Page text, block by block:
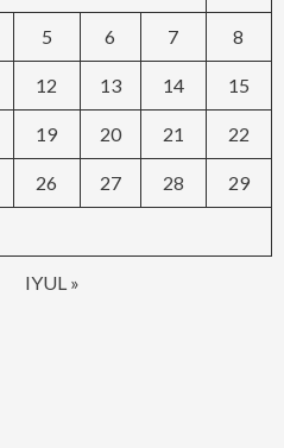
IYUL »
5 6 7 8
12 13 14 15
19 20 21 22
26 27 28 29